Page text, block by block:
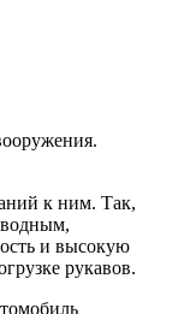
к ним. Так,
и высокую
рукавов.